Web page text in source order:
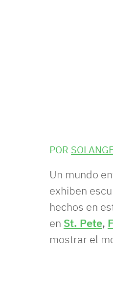
POR
Un mundo
exhiben
hechos en
en St. Pete,
mostrar el